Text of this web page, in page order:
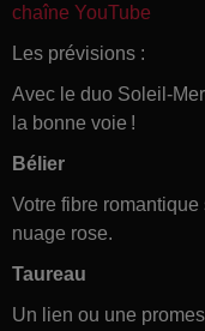
chaîne YouTube
Les prévisions :
Avec le duo Soleil-
la bonne voie !
Bélier
Votre fibre
nuage rose.
Taureau
Un lien ou une